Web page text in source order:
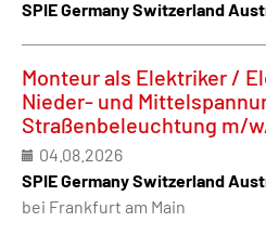
SPIE Germany Switzerland
Monteur als Elektriker /
Nieder- und
Straßenbeleuchtung m/
04.08.2026
SPIE Germany Switzerland
bei Frankfurt am Main